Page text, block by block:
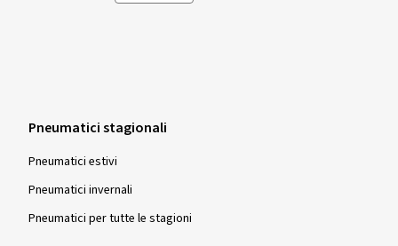
Pneumatici stagionali
Pneumatici estivi
Pneumatici invernali
Pneumatici per tutte le stagioni